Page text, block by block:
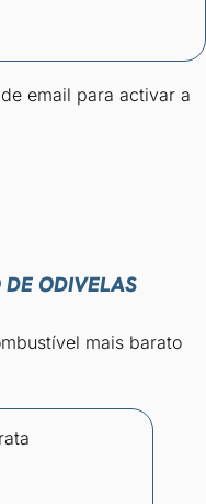
email para activar a
ODIVELAS
mais barato